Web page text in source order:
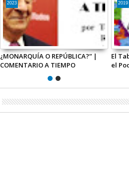
¿MONARQUÍA O REPÚBLICA?” |
COMENTARIO A TIEMPO
2023
El
el
2019